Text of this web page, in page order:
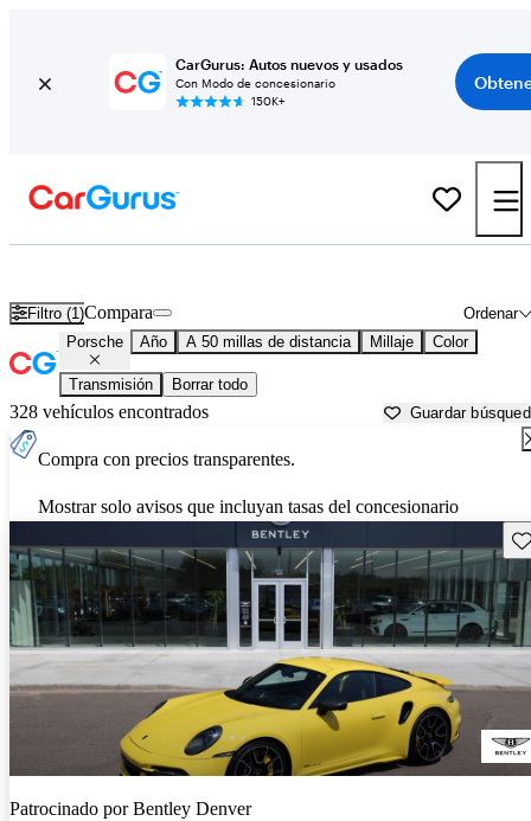
CarGurus: Autos nuevos y usados
Con Modo de concesionario
150K+
Filtro (1) Ordenar
Compara
Porsche Año A 50 millas de distancia Millaje Color
Transmisión Borrar todo
328 vehículos encontrados Guardar
Compra con precios transparentes.
Mostrar solo avisos que incluyan tasas del concesionario
Patrocinado porBentley Denver